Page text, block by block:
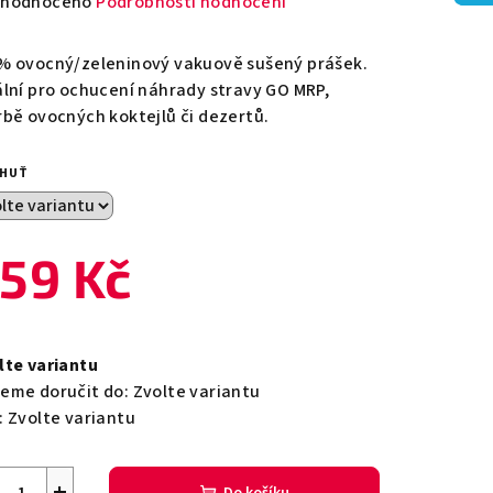
ovocný/zeleninový vakuově sušený prášek.
pro ochucení náhrady stravy GO MRP,
ovocných koktejlů či dezertů.
Kč
variantu
doručit do: Zvolte variantu
Zvolte variantu